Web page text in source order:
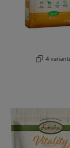
4